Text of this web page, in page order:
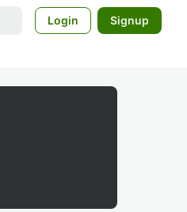
Login Signup